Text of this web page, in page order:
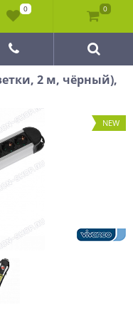
2 м, чёрный),
NEW
0 0